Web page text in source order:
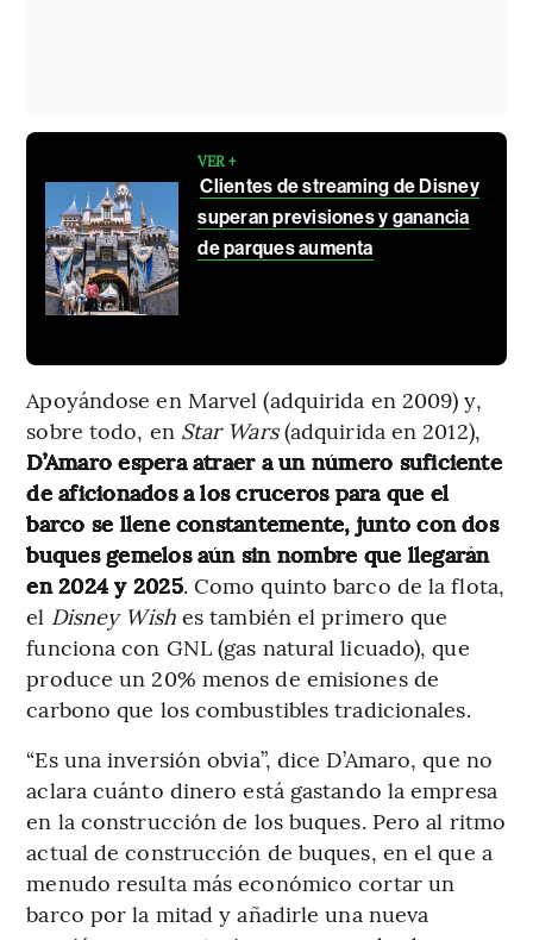
VER +
Clientes de streaming de Disney
superan previsiones y ganancia
de parques aumenta
Apoyándose en Marvel (adquirida en 2009) y,
sobre todo, en Star Wars(adquirida en 2012),
D’Amaro espera atraer a un número suficiente
de aficionados a los cruceros para que el
barco se llene constantemente, junto con dos
buques gemelos aún sin nombre que llegarán
en 2024 y 2025. Como quinto barco de la flota,
el Disney Wishes también el primero que
funciona con GNL (gas natural licuado), que
produce un 20% menos de emisiones de
carbono que los combustibles tradicionales.
“Es una inversión obvia”, dice D’Amaro, que no
aclara cuánto dinero está gastando la empresa
en la construcción de los buques. Pero al ritmo
actual de construcción de buques, en el que a
menudo resulta más económico cortar un
barco por la mitad y añadirle una nueva